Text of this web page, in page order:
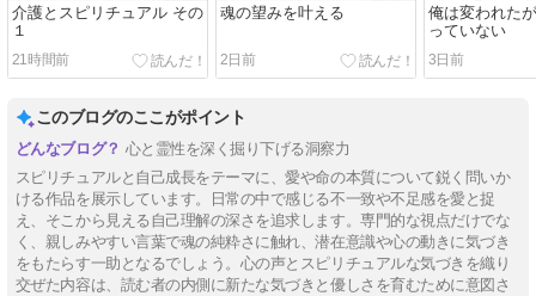
介護とスピリチュアル その
１
21時間前
魂の望みを叶える
2日前
俺は変われた
っていない
3日前
このブログのここがポイント
心と霊性を深く掘り下げる洞察力
スピリチュアルと自己成長をテーマに、愛や命の本質について鋭く問いか
ける作品を展示しています。日常の中で感じる不一致や不足感を愛と捉
え、そこから見える自己理解の深さを追求します。専門的な視点だけでな
く、親しみやすい言葉で魂の純粋さに触れ、潜在意識や心の動きに気づき
をもたらす一助となるでしょう。心の声とスピリチュアルな気づきを織り
交ぜた内容は、読む者の内側に新たな気づきと優しさを育むために意図さ